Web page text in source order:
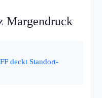
Margendruck
deckt Standort-